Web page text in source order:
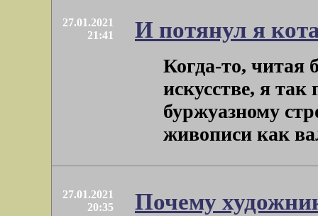
27.01.2021
21:41
И потянул я
Когда-то, читая
искусстве, я
буржуазному
живописи как
27.01.2021
20:35
Почему